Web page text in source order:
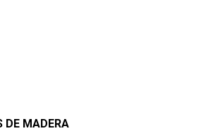
DE MADERA